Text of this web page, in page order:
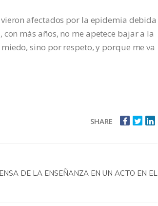
afectados por la epidemia debida
más años, no me apetece bajar a la
sino por respeto, y porque me va
SHARE
DE LA ENSEÑANZA EN UN ACTO EN EL